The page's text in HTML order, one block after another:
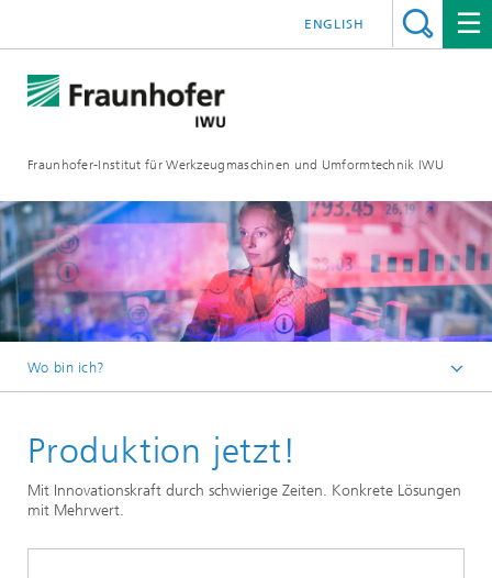
Fraunhofer-Institut für Werkzeugmaschinen und Umformtechnik IWU
ENGLISH
Wo bin ich?
Forschung
Produktion jetzt!
Mit Innovationskraft durch schwierige Zeiten. Konkrete Lösungen
mit Mehrwert.